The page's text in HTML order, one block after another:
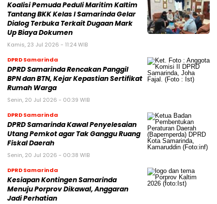
Koalisi Pemuda Peduli Maritim Kaltim
Tantang BKK Kelas I Samarinda Gelar
Dialog Terbuka Terkait Dugaan Mark
Up Biaya Dokumen
Kamis, 23 Jul 2026 - 11:24 WIB
DPRD Samarinda
DPRD Samarinda Rencakan Panggil
BPN dan BTN, Kejar Kepastian Sertifikat
Rumah Warga
Senin, 20 Jul 2026 - 00:39 WIB
DPRD Samarinda
DPRD Samarinda Kawal Penyelesaian
Utang Pemkot agar Tak Ganggu Ruang
Fiskal Daerah
Senin, 20 Jul 2026 - 00:38 WIB
DPRD Samarinda
Kesiapan Kontingen Samarinda
Menuju Porprov Dikawal, Anggaran
Jadi Perhatian